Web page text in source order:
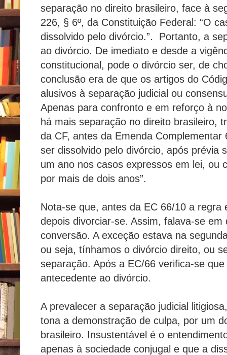
separação no direito brasileiro, face à
226, § 6º, da Constituição Federal: “O
dissolvido pelo divórcio.”. Portanto, a
ao divórcio. De imediato e desde a
constitucional, pode o divórcio ser, de
conclusão era de que os artigos do
alusivos à separação judicial ou
Apenas para confronto e em reforço à
há mais separação no direito brasileiro,
da CF, antes da Emenda Complementar
ser dissolvido pelo divórcio, após prévia
um ano nos casos expressos em lei, ou
por mais de dois anos”.
Nota-se que, antes da EC 66/10 a regra
depois divorciar-se. Assim, falava-se
conversão. A exceção estava na
ou seja, tínhamos o divórcio direito, ou
separação. Após a EC/66 verifica-se
antecedente ao divórcio.
A prevalecer a separação judicial
tona a demonstração de culpa, por um
brasileiro. Insustentável é o
apenas à sociedade conjugal e que a